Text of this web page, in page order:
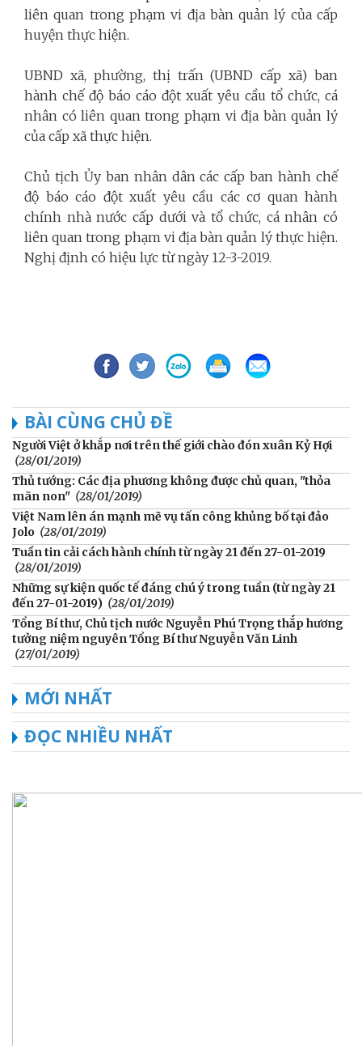
liên quan trong phạm vi địa bàn quản lý của cấp
huyện thực hiện.
UBND xã, phường, thị trấn (UBND cấp xã) ban
hành chế độ báo cáo đột xuất yêu cầu tổ chức, cá
nhân có liên quan trong phạm vi địa bàn quản lý
của cấp xã thực hiện.
Chủ tịch Ủy ban nhân dân các cấp ban hành chế
độ báo cáo đột xuất yêu cầu các cơ quan hành
chính nhà nước cấp dưới và tổ chức, cá nhân có
liên quan trong phạm vi địa bàn quản lý thực hiện.
Nghị định có hiệu lực từ ngày 12-3-2019.
BÀI CÙNG CHỦ ĐỀ
Người Việt ở khắp nơi trên thế giới chào đón xuân Kỷ Hợi
(28/01/2019)
Thủ tướng: Các địa phương không được chủ quan, "thỏa
mãn non" (28/01/2019)
Việt Nam lên án mạnh mẽ vụ tấn công khủng bố tại đảo
Jolo (28/01/2019)
Tuần tin cải cách hành chính từ ngày 21 đến 27-01-2019
(28/01/2019)
Những sự kiện quốc tế đáng chú ý trong tuần (từ ngày 21
đến 27-01-2019) (28/01/2019)
Tổng Bí thư, Chủ tịch nước Nguyễn Phú Trọng thắp hương
tưởng niệm nguyên Tổng Bí thư Nguyễn Văn Linh
(27/01/2019)
MỚI NHẤT
ĐỌC NHIỀU NHẤT